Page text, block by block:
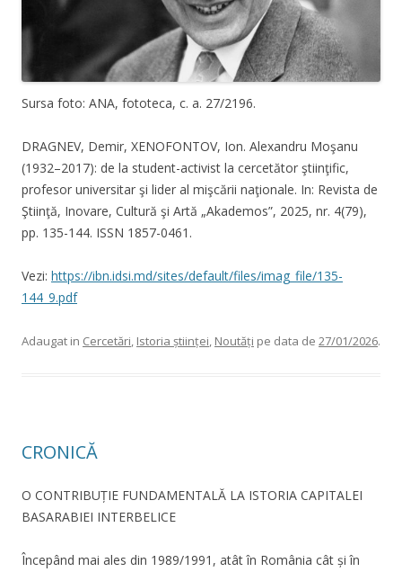
Sursa foto: ANA, fototeca, c. a. 27/2196.
DRAGNEV, Demir, XENOFONTOV, Ion. Alexandru Moşanu
(1932–2017): de la student-activist la cercetător ştiinţific,
profesor universitar şi lider al mişcării naţionale. In: Revista de
Ştiinţă, Inovare, Cultură şi Artă „Akademos”, 2025, nr. 4(79),
pp. 135-144. ISSN 1857-0461.
Vezi: https://ibn.idsi.md/sites/default/files/imag_file/135-
144_9.pdf
Adaugat in Cercetări, Istoria științei, Noutăți pe data de 27/01/2026.
CRONICĂ
O CONTRIBUȚIE FUNDAMENTALĂ LA ISTORIA CAPITALEI
BASARABIEI INTERBELICE
Începând mai ales din 1989/1991, atât în România cât și în